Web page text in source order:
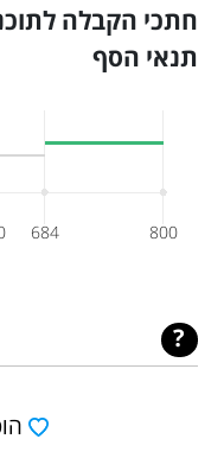
חתכי הקבלה
תנאי הסף
684 800